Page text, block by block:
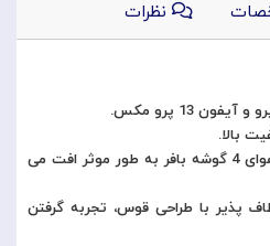
نظرات
سپر نرم TPU و طراحی کیسه هوای 4 گوشه بافر به طور موثر افت می
پذیر با طراحی قوس، تجربه گرفتن